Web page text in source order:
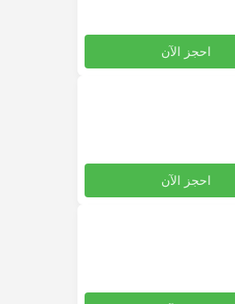
احجز الآن
احجز الآن